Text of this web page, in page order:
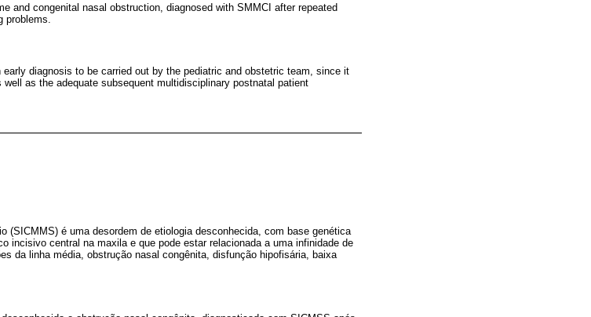
and congenital nasal obstruction, diagnosed with SMMCI after repeated
diagnosis to be carried out by the pediatric and obstetric team, since it
as the adequate subsequent multidisciplinary postnatal patient
(SICMMS) é uma desordem de etiologia desconhecida, com base genética
incisivo central na maxila e que pode estar relacionada a uma infinidade de
da linha média, obstrução nasal congênita, disfunção hipofisária, baixa